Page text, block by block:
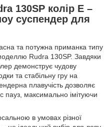
130SP колір E –
суспендер для
та потужна приманка типу
Rudra 130SP. Завдяки
демонструє чудову
та стабільну гру на
плавучість дозволяє
пауз, максимально імітуючи
в умовах різної